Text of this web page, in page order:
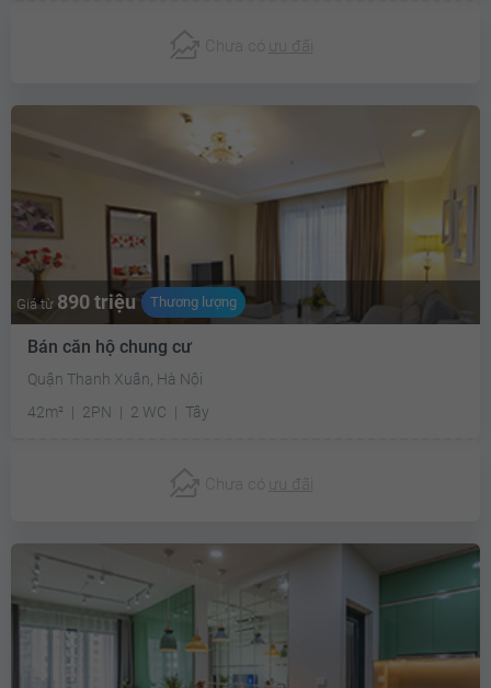
Chưa có ưu đãi
Giá từ 890 triệu Thương lượng
Bán căn hộ chung cư
Quận Thanh Xuân, Hà Nội
42m²
2PN 2 WC Tây
Chưa có ưu đãi